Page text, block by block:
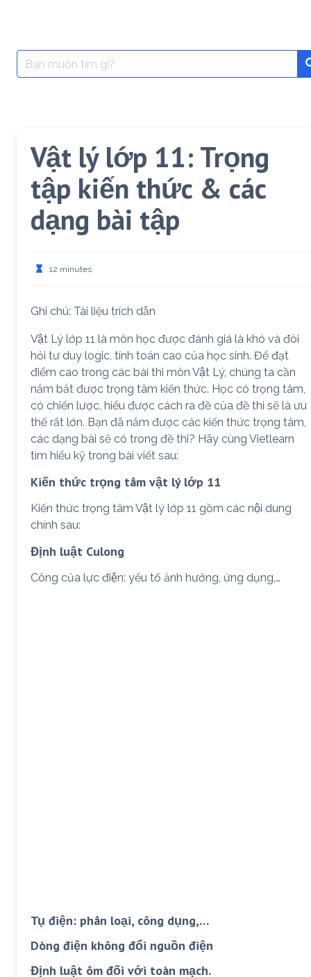
Search
for:
Vật lý lớp 11: Trọng
tập kiến thức & các
dạng bài tập
12 minutes
Ghi chú: Tài liệu trích dẫn
Vật Lý lớp 11 là môn học được đánh giá là khó và đòi
hỏi tư duy logic, tính toán cao của học sinh. Để đạt
điểm cao trong các bài thi môn Vật Lý, chúng ta cần
nắm bắt được trọng tâm kiến thức. Học có trọng tâm,
có chiến lược, hiểu được cách ra đề của đề thi sẽ là ưu
thế rất lớn. Bạn đã nắm được các kiến thức trọng tâm,
các dạng bài sẽ có trong đề thi? Hãy cùng Vietlearn
tìm hiểu kỹ trong bài viết sau:
Kiến thức trọng tâm vật lý lớp 11
Kiến thức trọng tâm Vật lý lớp 11 gồm các nội dung
chính sau:
Định luật Culong
Công của lực điện: yếu tố ảnh hưởng, ứng dụng,…
Tụ điện: phân loại, công dụng,…
Dòng điện không đổi nguồn điện
Định luật ôm đối với toàn mạch.